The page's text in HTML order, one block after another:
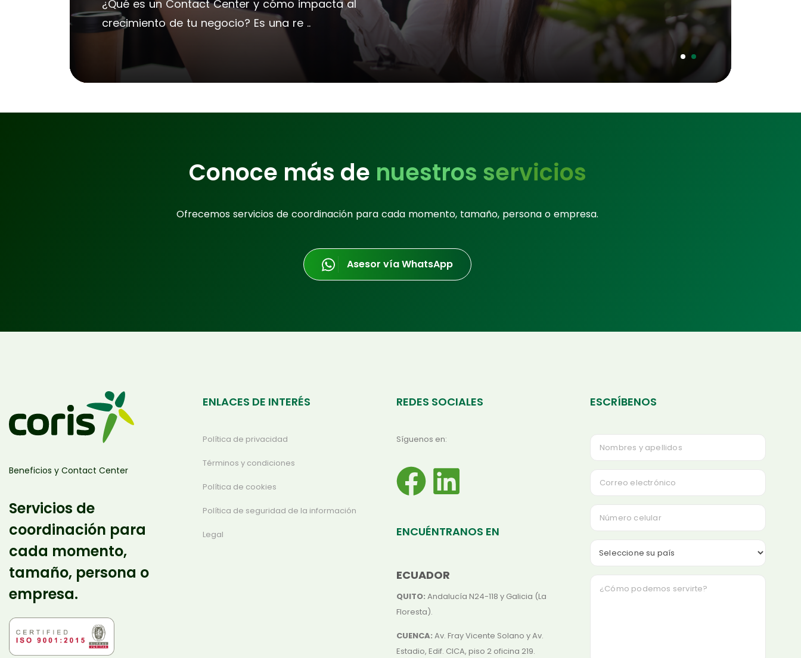
¿Qué es un Contact Center y cómo impacta al
crecimiento de tu negocio? Es una re ..
Conoce más de nuestros servicios
Ofrecemos servicios de coordinación para cada momento, tamaño, persona o empresa.
Asesor vía WhatsApp
Beneficios y Contact Center
Servicios de
coordinación para
cada momento,
tamaño, persona o
empresa.
ENLACES DE INTERÉS
Política de privacidad
Términos y condiciones
Política de cookies
Política de seguridad de la información
Legal
REDES SOCIALES
Síguenos en:
ENCUÉNTRANOS EN
ECUADOR
QUITO: Andalucía N24-118 y Galicia (La
Floresta).
CUENCA: Av. Fray Vicente Solano y Av.
Estadio, Edif. CICA, piso 2 oficina 219.
ESCRÍBENOS